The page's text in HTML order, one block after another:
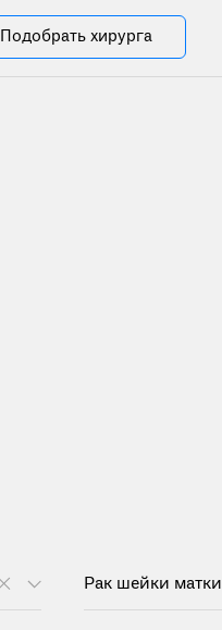
Подобрать хирурга
Рак шейки матки